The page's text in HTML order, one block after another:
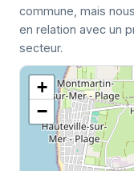
commune, mais
en relation avec un
secteur.
+
−